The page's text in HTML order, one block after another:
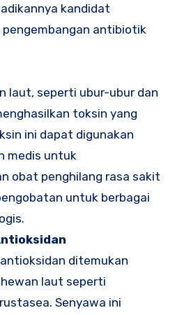
kandidat
antibiotik
laut, seperti ubur-ubur dan
toksin yang
ini dapat digunakan
medis untuk
obat penghilang rasa sakit
untuk berbagai
ditemukan
laut seperti
Senyawa ini